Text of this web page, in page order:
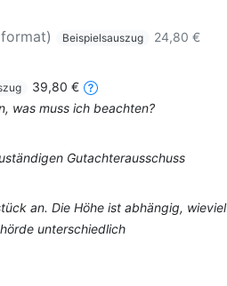
Beispielsauszug
24,80 €
39,80 €
was muss ich beachten?
Gutachterausschuss
an. Die Höhe ist abhängig, wieviel
unterschiedlich